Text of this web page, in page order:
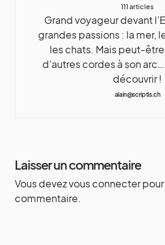
111 articles
Grand voyageur devant
grandes passions : la mer,
les chats. Mais peut-
d’autres cordes à son
découvrir !
alain@scriptis.ch
Laisser un commentaire
Vous devezvous connecterpour
commentaire.